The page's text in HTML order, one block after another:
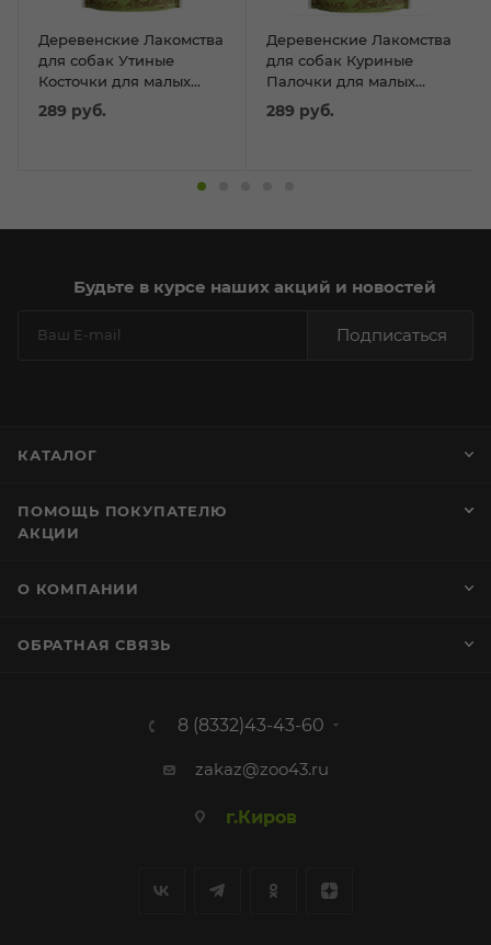
Деревенские Лакомства
для собак Утиные
Косточки для малых
пород 55г
289 руб.
Деревенские Лакомства
для собак Куриные
Палочки для малых
пород 55г
289 руб.
Будьте в курсе наших акций и новостей
Подписаться
КАТАЛОГ
ПОМОЩЬ ПОКУПАТЕЛЮ
АКЦИИ
О КОМПАНИИ
ОБРАТНАЯ СВЯЗЬ
8 (8332)43-43-60
zakaz@zoo43.ru
г.Киров